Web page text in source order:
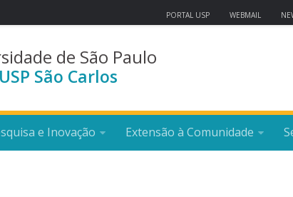
PORTAL USP WEBMAIL
de São Paulo
São Carlos
e Inovação Extensão à Comunidade